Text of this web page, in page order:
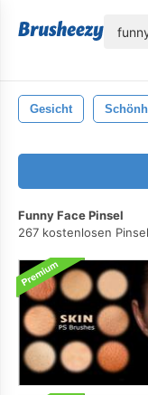
Gesicht
Funny Face Pinsel
267 kostenlosen